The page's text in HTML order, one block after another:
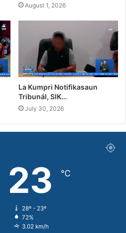
August 1, 2026
La Kumpri Notifikasaun
Tribunál, SIK…
July 30, 2026
23 ℃
28º - 23º
72%
3.02 km/h